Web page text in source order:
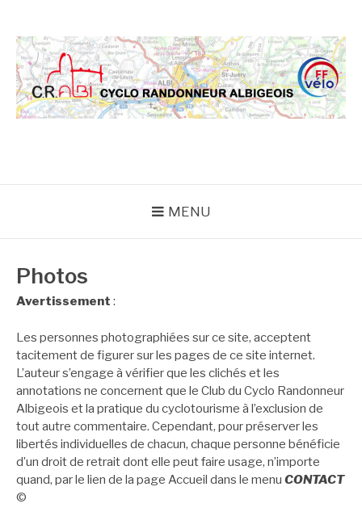
contenu
MENU
Photos
Avertissement :
Les personnes photographiées sur ce site, acceptent
tacitement de figurer sur les pages de ce site internet.
L’auteur s’engage à vérifier que les clichés et les
annotations ne concernent que le Club du Cyclo Randonneur
Albigeois et la pratique du cyclotourisme à l’exclusion de
tout autre commentaire. Cependant, pour préserver les
libertés individuelles de chacun, chaque personne bénéficie
d’un droit de retrait dont elle peut faire usage, n’importe
quand, par le lien de la page Accueil dans le menu CONTACT
©